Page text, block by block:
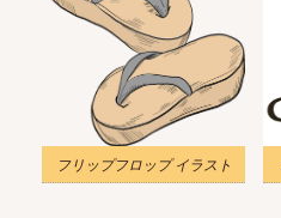
フリップフロップ イラスト